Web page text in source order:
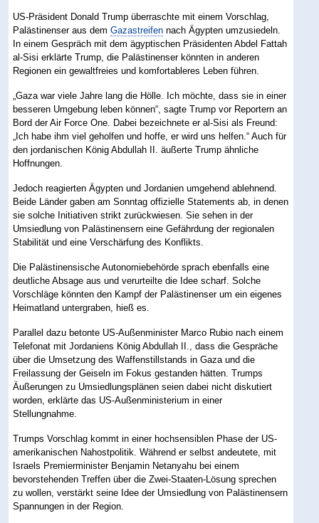
US-Präsident Donald Trump überraschte mit einem Vorschlag,
Palästinenser aus demGazastreifen nach Ägypten umzusiedeln.
In einem Gespräch mit dem ägyptischen Präsidenten Abdel Fattah
al-Sisi erklärte Trump, die Palästinenser könnten in anderen
Regionen ein gewaltfreies und komfortableres Leben führen.
„Gaza war viele Jahre lang die Hölle. Ich möchte, dass sie in einer
besseren Umgebung leben können“, sagte Trump vor Reportern an
Bord der Air Force One. Dabei bezeichnete er al-Sisi als Freund:
„Ich habe ihm viel geholfen und hoffe, er wird uns helfen.“ Auch für
den jordanischen König Abdullah II. äußerte Trump ähnliche
Hoffnungen.
Jedoch reagierten Ägypten und Jordanien umgehend ablehnend.
Beide Länder gaben am Sonntag offizielle Statements ab, in denen
sie solche Initiativen strikt zurückwiesen. Sie sehen in der
Umsiedlung von Palästinensern eine Gefährdung der regionalen
Stabilität und eine Verschärfung des Konflikts.
Die Palästinensische Autonomiebehörde sprach ebenfalls eine
deutliche Absage aus und verurteilte die Idee scharf. Solche
Vorschläge könnten den Kampf der Palästinenser um ein eigenes
Heimatland untergraben, hieß es.
Parallel dazu betonte US-Außenminister Marco Rubio nach einem
Telefonat mit Jordaniens König Abdullah II., dass die Gespräche
über die Umsetzung des Waffenstillstands in Gaza und die
Freilassung der Geiseln im Fokus gestanden hätten. Trumps
Äußerungen zu Umsiedlungsplänen seien dabei nicht diskutiert
worden, erklärte das US-Außenministerium in einer
Stellungnahme.
Trumps Vorschlag kommt in einer hochsensiblen Phase der US-
amerikanischen Nahostpolitik. Während er selbst andeutete, mit
Israels Premierminister Benjamin Netanyahu bei einem
bevorstehenden Treffen über die Zwei-Staaten-Lösung sprechen
zu wollen, verstärkt seine Idee der Umsiedlung von Palästinensern
Spannungen in der Region.